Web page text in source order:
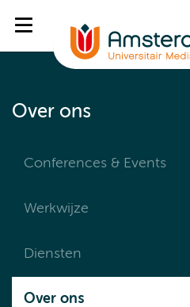
Over ons
Conferences & Events
Werkwijze
Diensten
Over ons